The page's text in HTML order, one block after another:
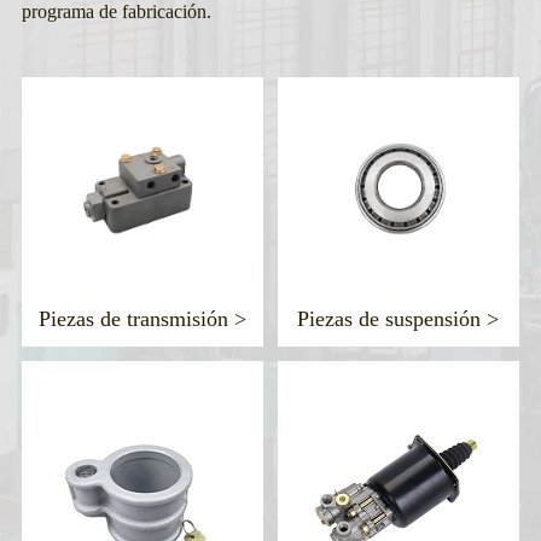
programa de fabricación.
> Piezas de suspensión > Piezas de